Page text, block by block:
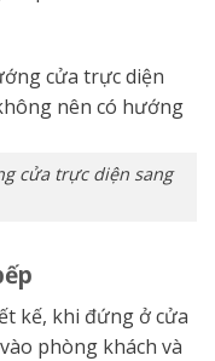
cửa trực diện sang
kế, khi đứng ở cửa
phòng khách và